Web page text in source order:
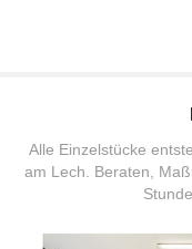
Alle Einzelstücke
am Lech. Beraten,